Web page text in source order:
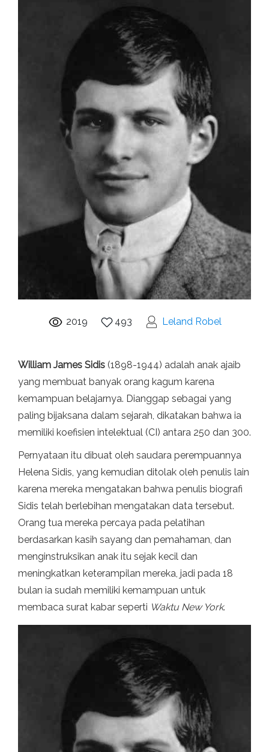
2019 493 Leland Robel
William James Sidis (1898-1944) adalah anak ajaib
yang membuat banyak orang kagum karena
kemampuan belajarnya. Dianggap sebagai yang
paling bijaksana dalam sejarah, dikatakan bahwa ia
memiliki koefisien intelektual (CI) antara 250 dan 300.
Pernyataan itu dibuat oleh saudara perempuannya
Helena Sidis, yang kemudian ditolak oleh penulis lain
karena mereka mengatakan bahwa penulis biografi
Sidis telah berlebihan mengatakan data tersebut.
Orang tua mereka percaya pada pelatihan
berdasarkan kasih sayang dan pemahaman, dan
menginstruksikan anak itu sejak kecil dan
meningkatkan keterampilan mereka, jadi pada 18
bulan ia sudah memiliki kemampuan untuk
membaca surat kabar seperti Waktu New York.